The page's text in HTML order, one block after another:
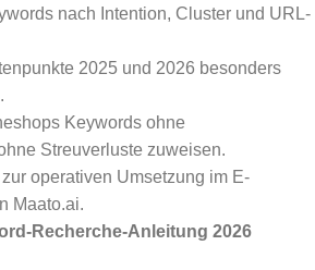
nach Intention, Cluster und URL-
2025 und 2026 besonders
Keywords ohne
Streuverluste zuweisen.
operativen Umsetzung im E-
Maato.ai.
Recherche-Anleitung 2026